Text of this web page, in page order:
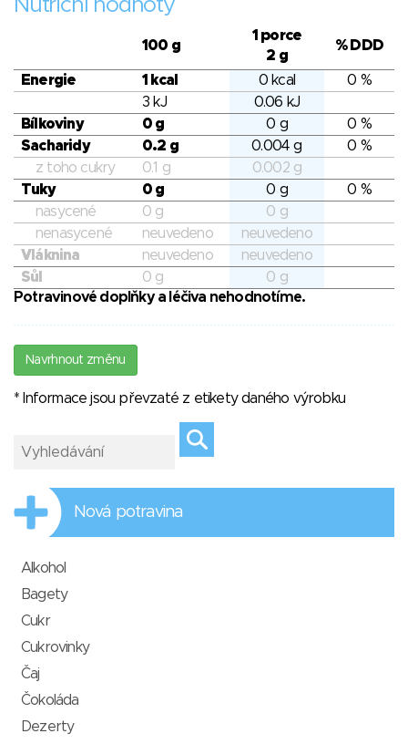
Nutriční hodnoty
100 g
1 porce
2 g
% DDD
Energie 1 kcal 0 kcal
0 %
3 kJ
0.06 kJ
Bílkoviny
0 g 0 g
0 %
Sacharidy
0.2 g 0.004 g
0 %
z toho cukry
0.1 g
0.002 g
Tuky
0 g 0 g
0 %
nasycené
0 g
0 g
nenasycené
neuvedeno
neuvedeno
Vláknina
neuvedeno
neuvedeno
Sůl
0 g
0 g
Potravinové doplňky a léčiva nehodnotíme.
Navrhnout změnu
* Informace jsou převzaté z etikety daného výrobku
Nová potravina
Alkohol
Bagety
Cukr
Cukrovinky
Čaj
Čokoláda
Dezerty